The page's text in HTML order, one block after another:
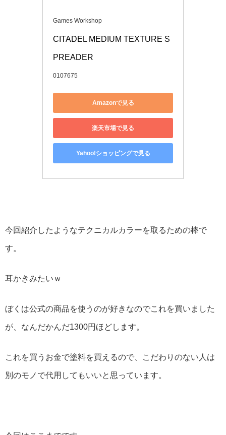
Games Workshop
CITADEL MEDIUM TEXTURE S
PREADER
0107675
Amazonで見る
楽天市場で見る
Yahoo!ショッピングで見る
今回紹介したようなテクニカルカラーを取るための棒で
す。
耳かきみたいｗ
ぼくは公式の商品を使うのが好きなのでこれを買いました
が、なんだかんだ1300円ほどします。
これを買うお金で塗料を買えるので、こだわりのない人は
別のモノで代用してもいいと思っています。